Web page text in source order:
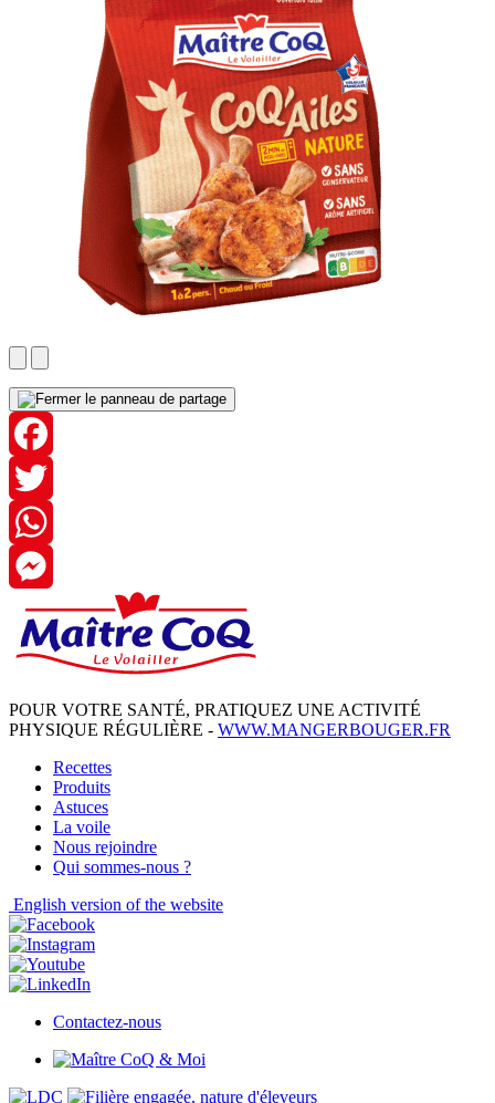
Facebook
Twitter
WhatsApp
Messenger
POUR VOTRE SANTÉ, PRATIQUEZ UNE ACTIVITÉ
PHYSIQUE RÉGULIÈRE - WWW.MANGERBOUGER.FR
Recettes
Produits
Astuces
La voile
Nous rejoindre
Qui sommes-nous ?
English version of the website
Contactez-nous